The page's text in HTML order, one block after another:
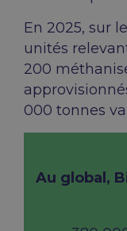
En 2025, sur
unités
200
000 tonnes
Au global,